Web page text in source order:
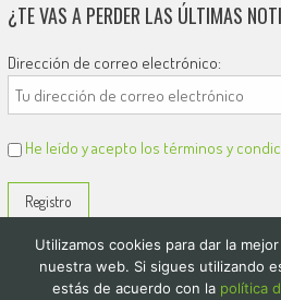
¿TE VAS A PERDER LAS ÚLTIMAS
Dirección de correo electrónico:
He leído y acepto los términos y
Utilizamos cookies para dar la
nuestra web. Si sigues utilizando
estás de acuerdo con la política